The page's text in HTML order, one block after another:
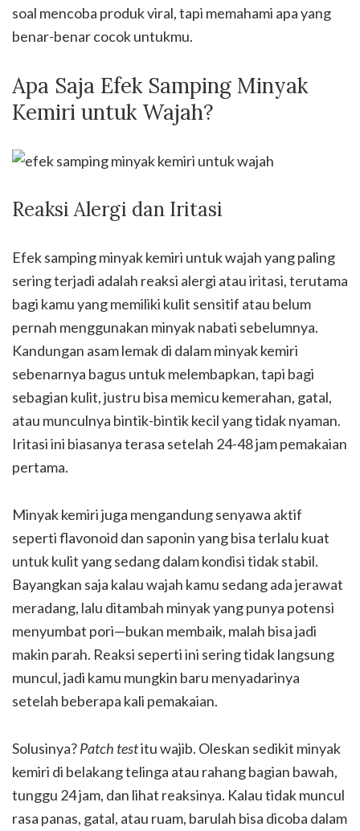
soal mencoba produk viral, tapi memahami apa yang
benar-benar cocok untukmu.
Apa Saja Efek Samping Minyak
Kemiri untuk Wajah?
Reaksi Alergi dan Iritasi
Efek samping minyak kemiri untuk wajah yang paling
sering terjadi adalah reaksi alergi atau iritasi, terutama
bagi kamu yang memiliki kulit sensitif atau belum
pernah menggunakan minyak nabati sebelumnya.
Kandungan asam lemak di dalam minyak kemiri
sebenarnya bagus untuk melembapkan, tapi bagi
sebagian kulit, justru bisa memicu kemerahan, gatal,
atau munculnya bintik-bintik kecil yang tidak nyaman.
Iritasi ini biasanya terasa setelah 24-48 jam pemakaian
pertama.
Minyak kemiri juga mengandung senyawa aktif
seperti flavonoid dan saponin yang bisa terlalu kuat
untuk kulit yang sedang dalam kondisi tidak stabil.
Bayangkan saja kalau wajah kamu sedang ada jerawat
meradang, lalu ditambah minyak yang punya potensi
menyumbat pori—bukan membaik, malah bisa jadi
makin parah. Reaksi seperti ini sering tidak langsung
muncul, jadi kamu mungkin baru menyadarinya
setelah beberapa kali pemakaian.
Solusinya?Patch testitu wajib. Oleskan sedikit minyak
kemiri di belakang telinga atau rahang bagian bawah,
tunggu 24 jam, dan lihat reaksinya. Kalau tidak muncul
rasa panas, gatal, atau ruam, barulah bisa dicoba dalam